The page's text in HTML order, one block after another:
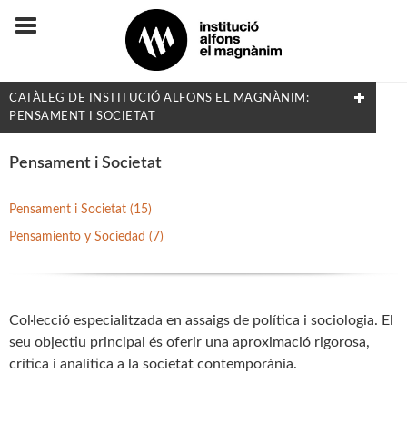
CATÀLEG DE INSTITUCIÓ ALFONS EL MAGNÀNIM:
PENSAMENT I SOCIETAT
FILTRAT PER:
Arts i Disseny
Biografies
Pensament i Societat
Pensament i Societat (15)
Pensamiento y Sociedad (7)
Col·lecció especialitzada en assaigs de política i sociologia. El
seu objectiu principal és oferir una aproximació rigorosa,
crítica i analítica a la societat contemporània.